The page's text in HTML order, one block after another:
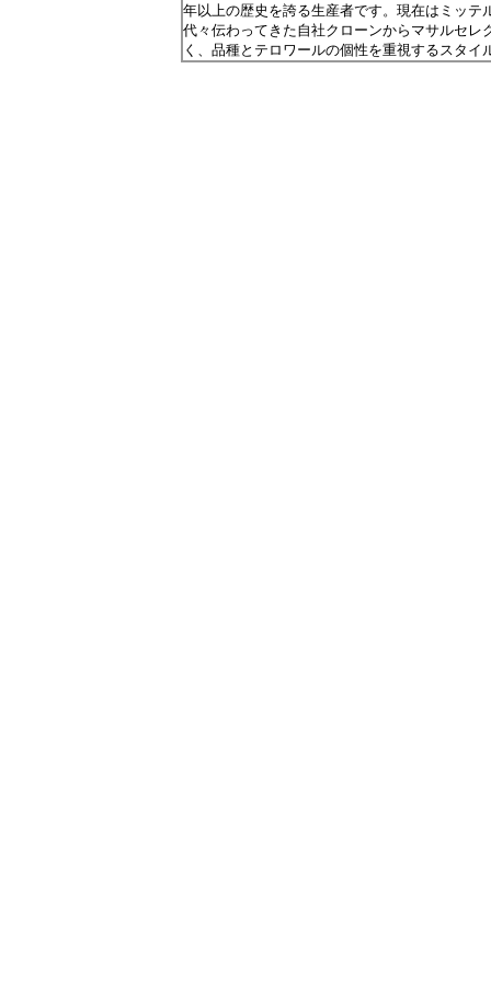
年以上の歴史を誇る生産者です。現在はミッ
代々伝わってきた自社クローンからマサルセ
く、品種とテロワールの個性を重視するスタイ